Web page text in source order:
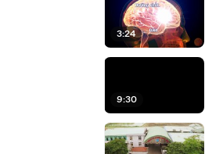
3:24
9:30